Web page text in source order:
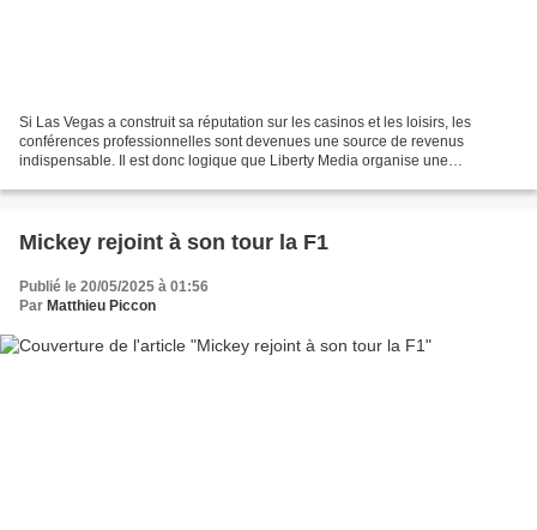
Si Las Vegas a construit sa réputation sur les casinos et les loisirs, les
conférences professionnelles sont devenues une source de revenus
indispensable. Il est donc logique que Liberty Media organise une
Mickey rejoint à son tour la F1
Publié le 20/05/2025 à 01:56
Par Matthieu Piccon